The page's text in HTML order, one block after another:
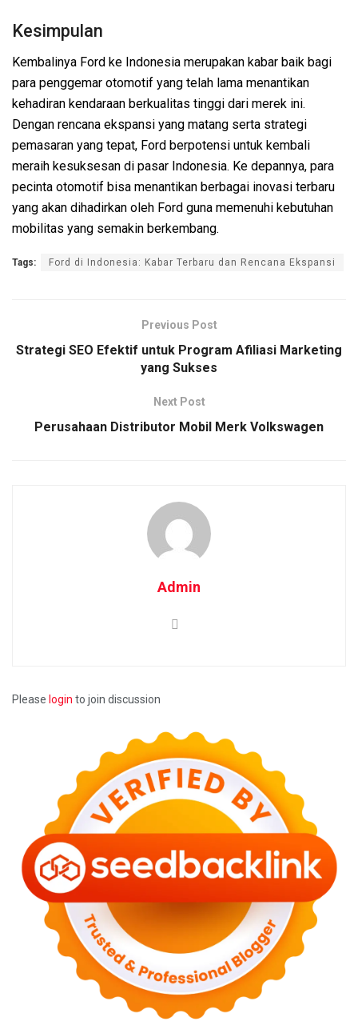
Kesimpulan
Kembalinya Ford ke Indonesia merupakan kabar baik bagi
para penggemar otomotif yang telah lama menantikan
kehadiran kendaraan berkualitas tinggi dari merek ini.
Dengan rencana ekspansi yang matang serta strategi
pemasaran yang tepat, Ford berpotensi untuk kembali
meraih kesuksesan di pasar Indonesia. Ke depannya, para
pecinta otomotif bisa menantikan berbagai inovasi terbaru
yang akan dihadirkan oleh Ford guna memenuhi kebutuhan
mobilitas yang semakin berkembang.
Tags: Ford di Indonesia: Kabar Terbaru dan Rencana Ekspansi
Previous Post
Strategi SEO Efektif untuk Program Afiliasi Marketing
yang Sukses
Next Post
Perusahaan Distributor Mobil Merk Volkswagen
Admin
Please login to join discussion